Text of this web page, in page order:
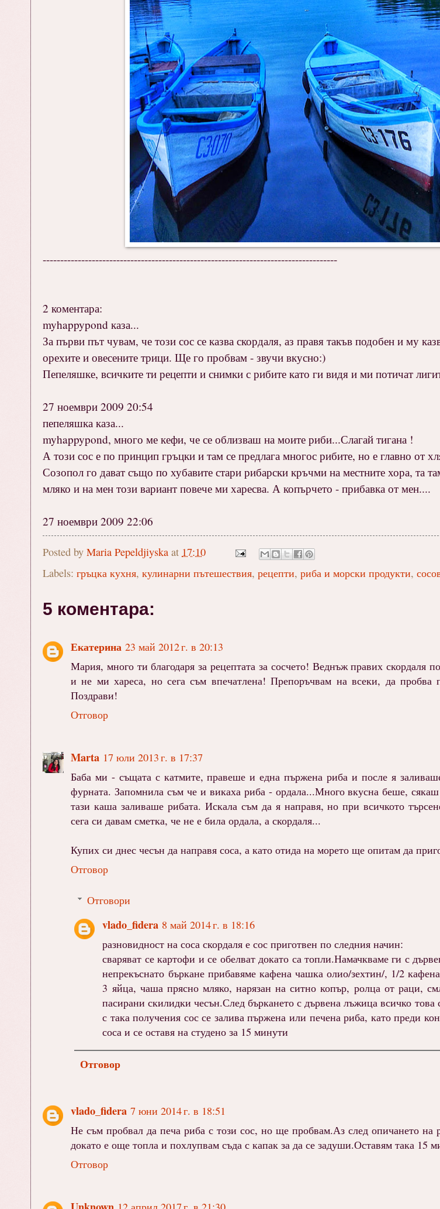
------------------------------------------------------------------------------------
2 коментара:
myhappypond каза...
За първи път чувам, че този сос се казва скордаля, аз правя такъв подобен и му
орехите и овесените трици. Ще го пробвам - звучи вкусно:)
Пепеляшке, всичките ти рецепти и снимки с рибите като ги видя и ми потичат
27 ноември 2009 20:54
пепеляшка каза...
myhappypond, много ме кефи, че се облизваш на моите риби...Слагай тигана !
А този сос е по принцип гръцки и там се предлага многос рибите, но е главно от
Созопол го дават също по хубавите стари рибарски кръчми на местните хора, та
мляко и на мен този вариант повече ми харесва. А копърчето - прибавка от мен....
27 ноември 2009 22:06
Posted by Maria Pepeldjiyska at 17:10
Labels: гръцка кухня, кулинарни пътешествия, рецепти, риба и морски продукти,
5 коментара:
Екатерина 23 май 2012 г. в 20:13
Мария, много ти благодаря за рецептата за сосчето! Веднъж правих скордаля
и не ми хареса, но сега съм впечатлена! Препоръчвам на всеки, да пробва
Поздрави!
Отговор
Marta 17 юли 2013 г. в 17:37
Баба ми - същата с катмите, правеше и една пържена риба и после я
фурната. Запомнила съм че и викаха риба - ордала...Много вкусна беше,
тази каша заливаше рибата. Искала съм да я направя, но при всичкото
сега си давам сметка, че не е била ордала, а скордаля...
Купих си днес чесън да направя соса, а като отида на морето ще опитам да
Отговор
Отговори
vlado_fidera 8 май 2014 г. в 18:16
разновидност на соса скордаля е сос приготвен по следния начин:
сваряват се картофи и се обелват докато са топли.Намачкваме ги с
непрекъснато бъркане прибавяме кафена чашка олио/зехтин/, 1/2
3 яйца, чаша прясно мляко, нарязан на ситно копър, ролца от раци,
пасирани скилидки чесън.След бъркането с дървена лъжица всичко това
с така получения сос се залива пържена или печена риба, като преди
соса и се оставя на студено за 15 минути
Отговор
vlado_fidera 7 юни 2014 г. в 18:51
Не съм пробвал да печа риба с този сос, но ще пробвам.Аз след опичането на
докато е още топла и похлупвам съда с капак за да се задуши.Оставям така 15
Отговор